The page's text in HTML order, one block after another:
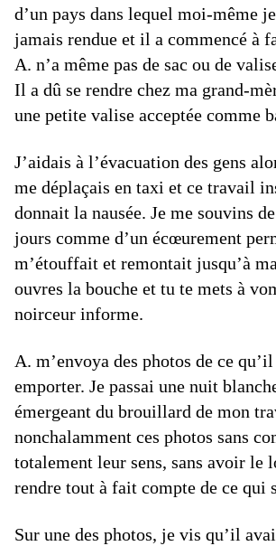
d’un pays dans lequel moi-même
jamais rendue et il a commencé à
A. n’a même pas de sac ou de
Il a dû se rendre chez ma grand-
une petite valise acceptée comme
J’aidais à l’évacuation des gens
me déplaçais en taxi et ce travail
donnait la nausée. Je me souvins
jours comme d’un écœurement
m’étouffait et remontait jusqu’à
ouvres la bouche et tu te mets à
noirceur informe.
A. m’envoya des photos de ce
emporter. Je passai une nuit
émergeant du brouillard de mon
nonchalamment ces photos sans
totalement leur sens, sans avoir le
rendre tout à fait compte de ce qui
Sur une des photos, je vis qu’il